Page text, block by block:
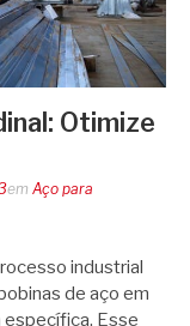
Otimize
em Aço para
industrial
de aço em
específica. Esse